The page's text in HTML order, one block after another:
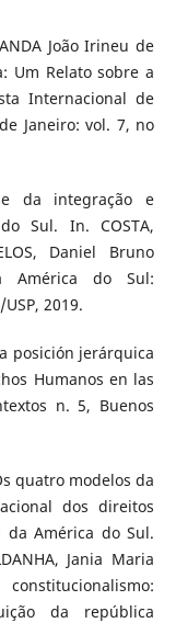
João Irineu de
Um Relato sobre a
Internacional de
Janeiro: vol. 7, no
da integração e
Sul. In. COSTA,
Daniel Bruno
América do Sul:
2019.
posición jerárquica
Humanos en las
n. 5, Buenos
quatro modelos da
dos direitos
da América do Sul.
Jania Maria
da república